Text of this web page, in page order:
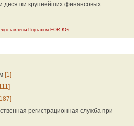
десятки крупнейших финансовых
Порталом FOR.KG
[1]
регистрационная служба при